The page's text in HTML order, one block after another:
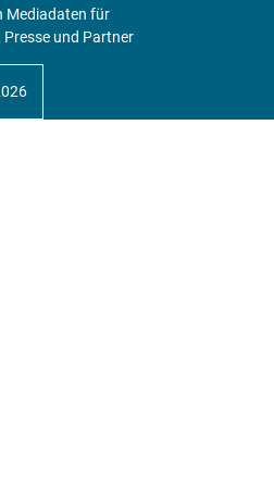
Mediadaten für
Presse und Partner